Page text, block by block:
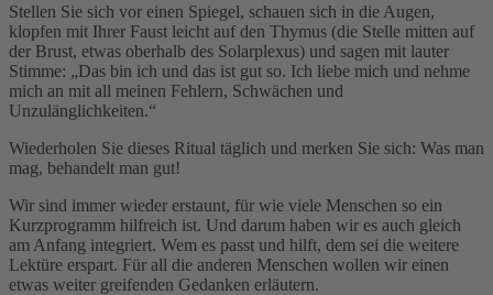
Stellen Sie sich vor einen Spiegel, schauen sich in die Augen,
klopfen mit Ihrer Faust leicht auf den Thymus (die Stelle mitten auf
der Brust, etwas oberhalb des Solarplexus) und sagen mit lauter
Stimme: „Das bin ich und das ist gut so. Ich liebe mich und nehme
mich an mit all meinen Fehlern, Schwächen und
Unzulänglichkeiten.“
Wiederholen Sie dieses Ritual täglich und merken Sie sich: Was man
mag, behandelt man gut!
Wir sind immer wieder erstaunt, für wie viele Menschen so ein
Kurzprogramm hilfreich ist. Und darum haben wir es auch gleich
am Anfang integriert. Wem es passt und hilft, dem sei die weitere
Lektüre erspart. Für all die anderen Menschen wollen wir einen
etwas weiter greifenden Gedanken erläutern.